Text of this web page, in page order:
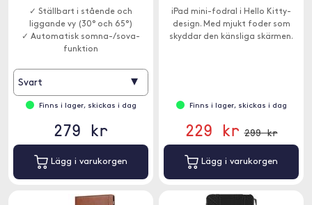
✓ Ställbart i stående och
liggande vy (30° och 65°)
✓ Automatisk somna-/sova-
funktion
Svart ▾
Finns i lager, skickas i dag
279 kr
Lägg i varukorgen
iPad mini-fodral i Hello Kitty-
design. Med mjukt foder som
skyddar den känsliga skärmen.
Finns i lager, skickas i dag
229 kr 299 kr
Lägg i varukorgen